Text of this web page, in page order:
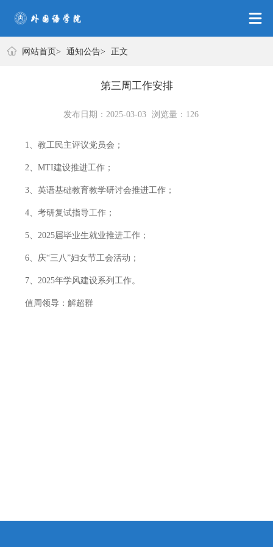
网站首页
网站首页> 通知公告> 正文
第三周工作安排
发布日期：2025-03-03 浏览量： 126
1、教工民主评议党员会；
2、MTI建设推进工作；
3、英语基础教育教学研讨会推进工作；
4、考研复试指导工作；
5、2025届毕业生就业推进工作；
6、庆“三八”妇女节工会活动；
7、2025年学风建设系列工作。
值周领导：解超群